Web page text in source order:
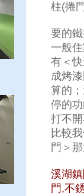
柱(捲
要的
一般
有＜
成烤
算的
停的
打不
比較
門＞
溪湖
門,不